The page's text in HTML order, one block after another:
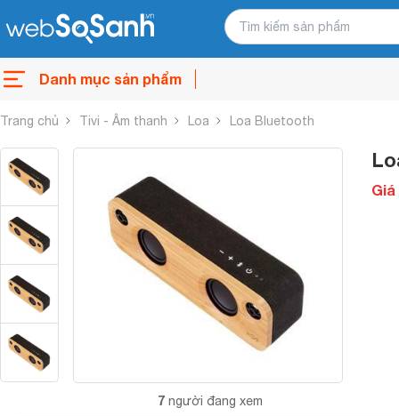
Danh mục sản phẩm
Trang chủ Tivi - Âm thanh Loa Loa Bluetooth
7 người đang xem
Giá